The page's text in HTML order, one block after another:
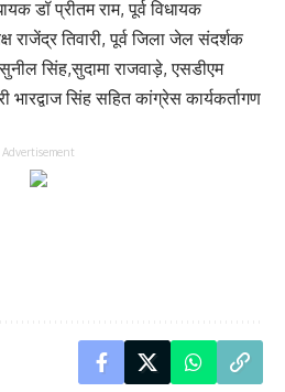
डॉ प्रीतम राम, पूर्व विधायक
राजेंद्र तिवारी, पूर्व जिला जेल संदर्शक
सिंह,सुदामा राजवाड़े, एसडीएम
भारद्वाज सिंह सहित कांग्रेस कार्यकर्तागण
Advertisement